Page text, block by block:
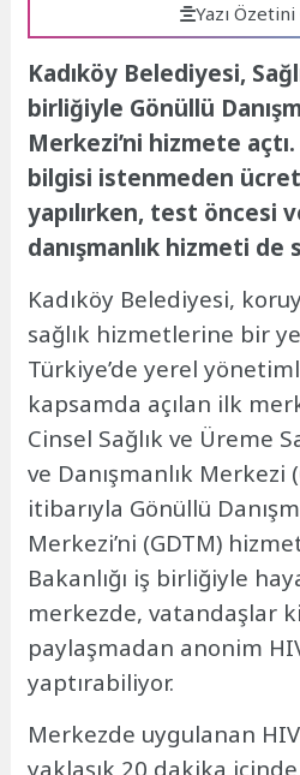
Yazı
Kadıköy Belediyesi,
birliğiyle Gönüllü
Merkezi’ni hizmete
bilgisi istenmeden
yapılırken, test öncesi
danışmanlık hizmeti de
Kadıköy Belediyesi,
sağlık hizmetlerine bir
Türkiye’de yerel
kapsamda açılan ilk
Cinsel Sağlık ve Üreme
ve Danışmanlık Merkezi
itibarıyla Gönüllü
Merkezi’ni (GDTM)
Bakanlığı iş birliğiyle
merkezde, vatandaşlar
paylaşmadan anonim
yaptırabiliyor.
Merkezde uygulanan
yaklaşık 20 dakika